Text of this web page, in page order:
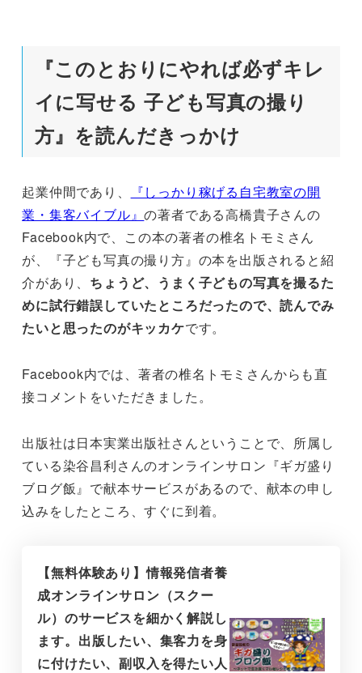
『このとおりにやれば必ずキレ
イに写せる 子ども写真の撮り
方』を読んだきっかけ
起業仲間であり、
『しっかり稼げる自宅教室の開
業・集客バイブル』の著者である高橋貴子さんの
Facebook内で、この本の著者の椎名トモミさん
が、『子ども写真の撮り方』の本を出版されると紹
介があり、 ちょうど、うまく子どもの写真を撮るた
めに試行錯誤していたところだったので、読んでみ
たいと思ったのがキッカケです。
Facebook内では、著者の椎名トモミさんからも直
接コメントをいただきました。
出版社は日本実業出版社さんということで、所属し
ている染谷昌利さんのオンラインサロン『ギガ盛り
ブログ飯』で献本サービスがあるので、献本の申し
込みをしたところ、すぐに到着。
【無料体験あり】情報発信者養
成オンラインサロン（スクー
ル）のサービスを細かく解説し
ます。出版したい、集客力を身
に付けたい、副収入を得たい人